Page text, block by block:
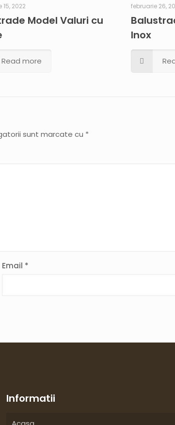
2022
Model Valuri cu
Read more
februarie 26,
Inox
sunt marcate cu *
Email *
Informatii